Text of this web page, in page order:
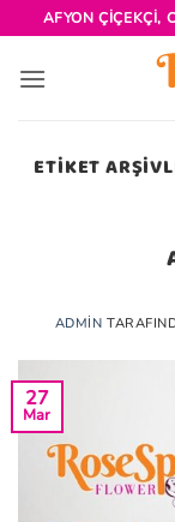
İçeriğe
atla
AFYON ÇIÇEKÇI,
ETIKET
ADMIN
27
Mar